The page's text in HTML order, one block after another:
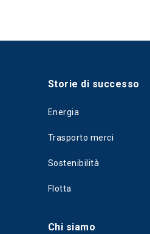
Storie di successo
Energia
Trasporto merci
Sostenibilità
Flotta
Chi siamo